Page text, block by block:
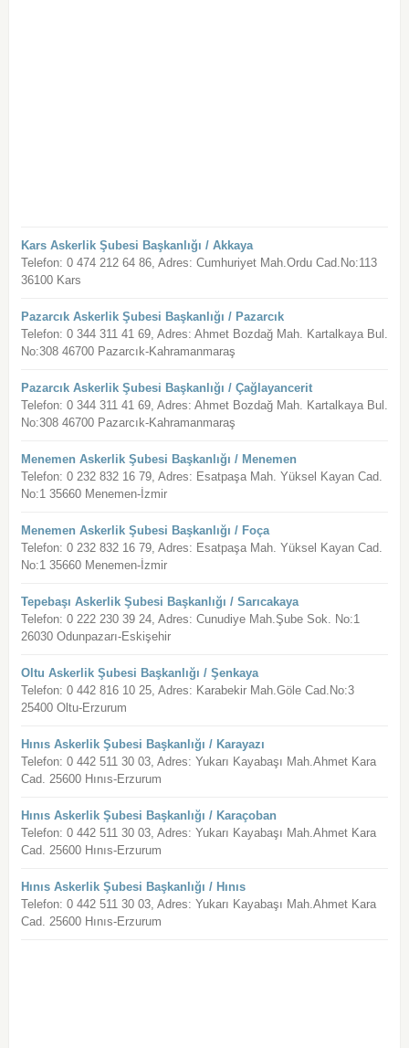
Kars Askerlik Şubesi Başkanlığı / Akkaya
Telefon: 0 474 212 64 86, Adres: Cumhuriyet Mah.Ordu Cad.No:113
36100 Kars
Pazarcık Askerlik Şubesi Başkanlığı / Pazarcık
Telefon: 0 344 311 41 69, Adres: Ahmet Bozdağ Mah. Kartalkaya Bul.
No:308 46700 Pazarcık-Kahramanmaraş
Pazarcık Askerlik Şubesi Başkanlığı / Çağlayancerit
Telefon: 0 344 311 41 69, Adres: Ahmet Bozdağ Mah. Kartalkaya Bul.
No:308 46700 Pazarcık-Kahramanmaraş
Menemen Askerlik Şubesi Başkanlığı / Menemen
Telefon: 0 232 832 16 79, Adres: Esatpaşa Mah. Yüksel Kayan Cad.
No:1 35660 Menemen-İzmir
Menemen Askerlik Şubesi Başkanlığı / Foça
Telefon: 0 232 832 16 79, Adres: Esatpaşa Mah. Yüksel Kayan Cad.
No:1 35660 Menemen-İzmir
Tepebaşı Askerlik Şubesi Başkanlığı / Sarıcakaya
Telefon: 0 222 230 39 24, Adres: Cunudiye Mah.Şube Sok. No:1
26030 Odunpazarı-Eskişehir
Oltu Askerlik Şubesi Başkanlığı / Şenkaya
Telefon: 0 442 816 10 25, Adres: Karabekir Mah.Göle Cad.No:3
25400 Oltu-Erzurum
Hınıs Askerlik Şubesi Başkanlığı / Karayazı
Telefon: 0 442 511 30 03, Adres: Yukarı Kayabaşı Mah.Ahmet Kara
Cad. 25600 Hınıs-Erzurum
Hınıs Askerlik Şubesi Başkanlığı / Karaçoban
Telefon: 0 442 511 30 03, Adres: Yukarı Kayabaşı Mah.Ahmet Kara
Cad. 25600 Hınıs-Erzurum
Hınıs Askerlik Şubesi Başkanlığı / Hınıs
Telefon: 0 442 511 30 03, Adres: Yukarı Kayabaşı Mah.Ahmet Kara
Cad. 25600 Hınıs-Erzurum